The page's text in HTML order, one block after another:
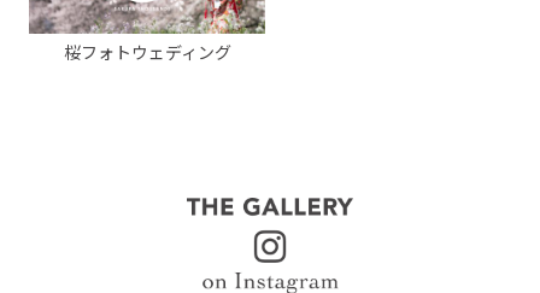
桜フォトウェディング